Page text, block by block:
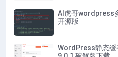
AI虎哥wordpress
开源版
WordPress静态缓